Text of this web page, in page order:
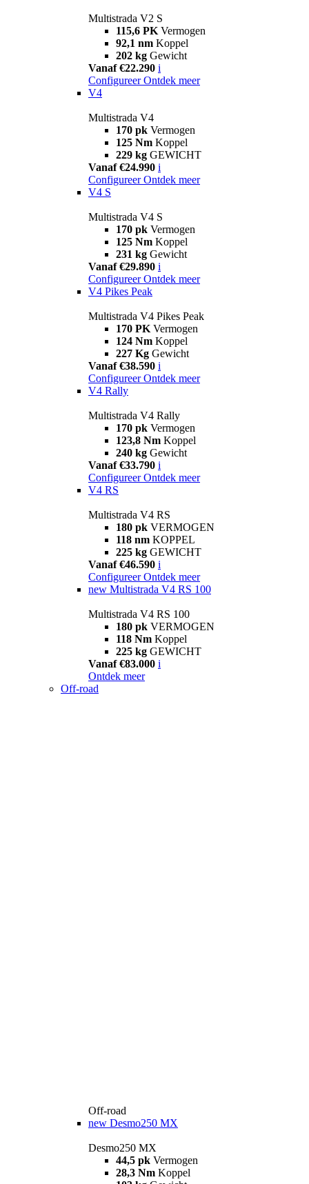
Multistrada V2 S
115,6 PK Vermogen
92,1 nm Koppel
202 kg Gewicht
Vanaf €22.290 i
Configureer Ontdek meer
V4
Multistrada V4
170 pk Vermogen
125 Nm Koppel
229 kg GEWICHT
Vanaf €24.990 i
Configureer Ontdek meer
V4 S
Multistrada V4 S
170 pk Vermogen
125 Nm Koppel
231 kg Gewicht
Vanaf €29.890 i
Configureer Ontdek meer
V4 Pikes Peak
Multistrada V4 Pikes Peak
170 PK Vermogen
124 Nm Koppel
227 Kg Gewicht
Vanaf €38.590 i
Configureer Ontdek meer
V4 Rally
Multistrada V4 Rally
170 pk Vermogen
123,8 Nm Koppel
240 kg Gewicht
Vanaf €33.790 i
Configureer Ontdek meer
V4 RS
Multistrada V4 RS
180 pk VERMOGEN
118 nm KOPPEL
225 kg GEWICHT
Vanaf €46.590 i
Configureer Ontdek meer
new Multistrada V4 RS 100
Multistrada V4 RS 100
180 pk VERMOGEN
118 Nm Koppel
225 kg GEWICHT
Vanaf €83.000 i
Ontdek meer
Off-road
Off-road
new Desmo250 MX
Desmo250 MX
44,5 pk Vermogen
28,3 Nm Koppel